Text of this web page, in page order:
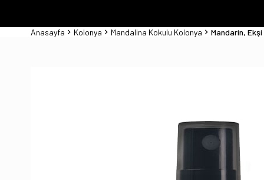
Anasayfa Kolonya Mandalina Kokulu Kolonya Mandarin,